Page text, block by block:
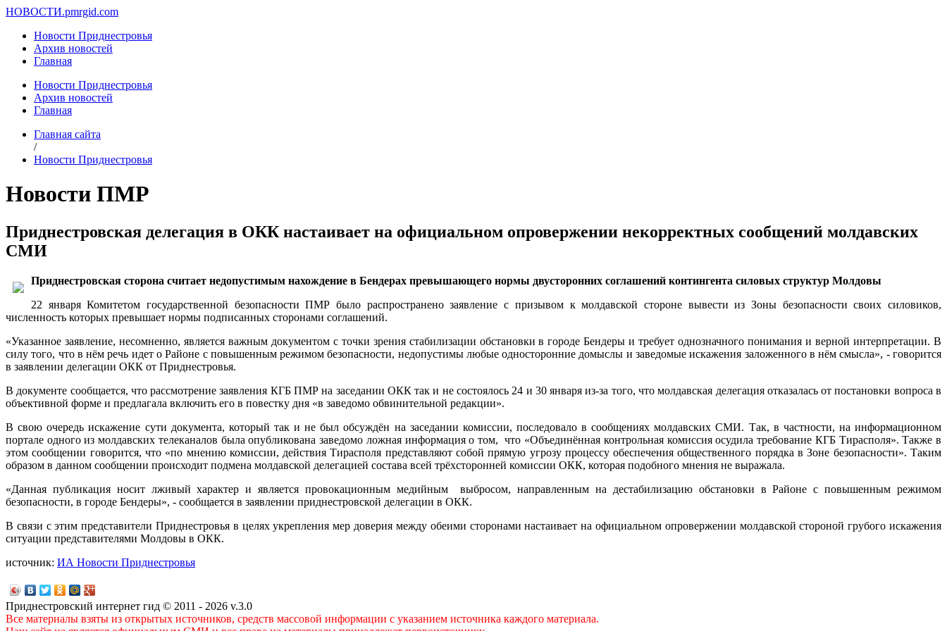
НОВОСТИ.pmrgid.com
Новости Приднестровья
Архив новостей
Главная
Новости Приднестровья
Архив новостей
Главная
Главная сайта
/
Новости Приднестровья
Новости ПМР
Приднестровская делегация в ОКК настаивает на официальном опровержении некорректных сообщений молдавских
СМИ
Приднестровская сторона считает недопустимым нахождение в Бендерах превышающего нормы двусторонних соглашений контингента силовых структур Молдовы
22 января Комитетом государственной безопасности ПМР было распространено заявление с призывом к молдавской стороне вывести из Зоны безопасности своих силовиков,
численность которых превышает нормы подписанных сторонами соглашений.
«Указанное заявление, несомненно, является важным документом с точки зрения стабилизации обстановки в городе Бендеры и требует однозначного понимания и верной интерпретации. В
силу того, что в нём речь идет о Районе с повышенным режимом безопасности, недопустимы любые односторонние домыслы и заведомые искажения заложенного в нём смысла», - говорится
в заявлении делегации ОКК от Приднестровья.
В документе сообщается, что рассмотрение заявления КГБ ПМР на заседании ОКК так и не состоялось 24 и 30 января из-за того, что молдавская делегация отказалась от постановки вопроса в
объективной форме и предлагала включить его в повестку дня «в заведомо обвинительной редакции».
В свою очередь искажение сути документа, который так и не был обсуждён на заседании комиссии, последовало в сообщениях молдавских СМИ. Так, в частности, на информационном
портале одного из молдавских телеканалов была опубликована заведомо ложная информация о том, что «Объединённая контрольная комиссия осудила требование КГБ Тирасполя». Также в
этом сообщении говорится, что «по мнению комиссии, действия Тирасполя представляют собой прямую угрозу процессу обеспечения общественного порядка в Зоне безопасности». Таким
образом в данном сообщении происходит подмена молдавской делегацией состава всей трёхсторонней комиссии ОКК, которая подобного мнения не выражала.
«Данная публикация носит лживый характер и является провокационным медийным выбросом, направленным на дестабилизацию обстановки в Районе с повышенным режимом
безопасности, в городе Бендеры», - сообщается в заявлении приднестровской делегации в ОКК.
В связи с этим представители Приднестровья в целях укрепления мер доверия между обеими сторонами настаивает на официальном опровержении молдавской стороной грубого искажения
ситуации представителями Молдовы в ОКК.
источник: ИА Новости Приднестровья
Приднестровский интернет гид © 2011 - 2026 v.3.0
Все материалы взяты из открытых источников, средств массовой информации с указанием источника каждого материала.